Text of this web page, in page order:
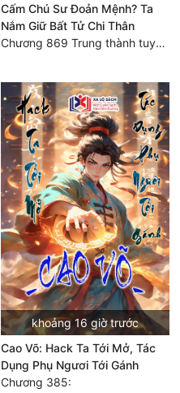
Cấm Chú Sư Đoản Mệnh? Ta
Nắm Giữ Bất Tử Chi Thân
Chương 869 Trung thành tuyệt đối
khoảng 16 giờ trước
Cao Võ: Hack Ta Tới Mở, Tác
Dụng Phụ Ngươi Tới Gánh
Chương 385: